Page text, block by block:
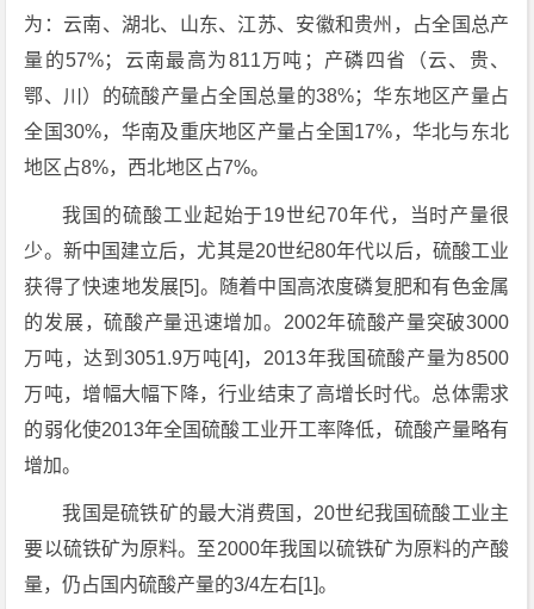
为：云南、湖北、山东、江苏、安徽和贵州，占全国总产
量的57%；云南最高为811万吨；产磷四省（云、贵、
鄂、川）的硫酸产量占全国总量的38%；华东地区产量占
全国30%，华南及重庆地区产量占全国17%，华北与东北
地区占8%，西北地区占7%。
我国的硫酸工业起始于19世纪70年代，当时产量很
少。新中国建立后，尤其是20世纪80年代以后，硫酸工业
获得了快速地发展[5]。随着中国高浓度磷复肥和有色金属
的发展，硫酸产量迅速增加。2002年硫酸产量突破3000
万吨，达到3051.9万吨[4]，2013年我国硫酸产量为8500
万吨，增幅大幅下降，行业结束了高增长时代。总体需求
的弱化使2013年全国硫酸工业开工率降低，硫酸产量略有
增加。
我国是硫铁矿的最大消费国，20世纪我国硫酸工业主
要以硫铁矿为原料。至2000年我国以硫铁矿为原料的产酸
量，仍占国内硫酸产量的3/4左右[1]。